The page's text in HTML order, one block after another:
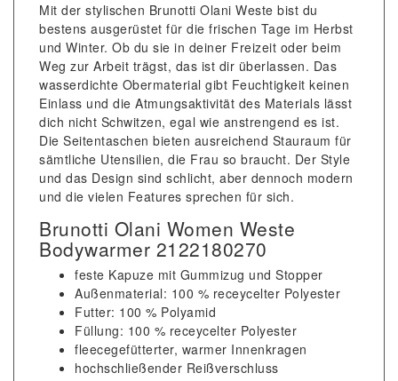
Mit der stylischen Brunotti Olani Weste bist du
bestens ausgerüstet für die frischen Tage im Herbst
und Winter. Ob du sie in deiner Freizeit oder beim
Weg zur Arbeit trägst, das ist dir überlassen. Das
wasserdichte Obermaterial gibt Feuchtigkeit keinen
Einlass und die Atmungsaktivität des Materials lässt
dich nicht Schwitzen, egal wie anstrengend es ist.
Die Seitentaschen bieten ausreichend Stauraum für
sämtliche Utensilien, die Frau so braucht. Der Style
und das Design sind schlicht, aber dennoch modern
und die vielen Features sprechen für sich.
Brunotti Olani Women Weste
Bodywarmer 2122180270
feste Kapuze mit Gummizug und Stopper
Außenmaterial: 100 % receycelter Polyester
Futter: 100 % Polyamid
Füllung: 100 % receycelter Polyester
fleecegefütterter, warmer Innenkragen
hochschließender Reißverschluss